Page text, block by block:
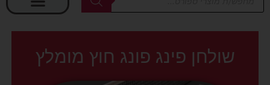
שולחן פינג פונג חוץ מומלץ